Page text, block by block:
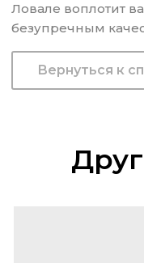
Ловале воплотит
безупречным
Вернуться к